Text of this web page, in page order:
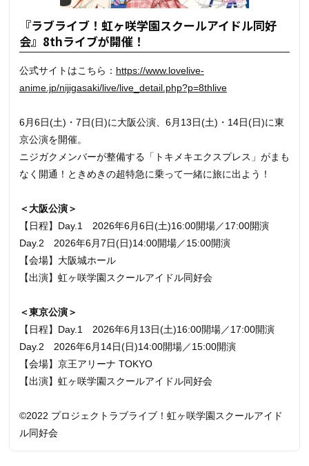
『ラブライブ！虹ヶ咲学園スクールアイドル同好
会』8thライブが開催！
公式サイトはこちら： https://www.lovelive-
anime.jp/nijigasaki/live/live_detail.php?p=8thlive
6月6日(土)・7日(日)に大阪公演、6月13日(土)・14日(日)に東
京公演を開催。
ニジガクメンバーが整備する「トキメキエクスプレス」がまも
なく開通！ときめきの超特急に乗って一緒に旅に出よう！
＜大阪公演＞
【日程】Day.1 2026年6月6日(土)16:00開場／17:00開演
Day.2 2026年6月7日(日)14:00開場／15:00開演
【会場】大阪城ホール
【出演】虹ヶ咲学園スクールアイドル同好会
＜東京公演＞
【日程】Day.1 2026年6月13日(土)16:00開場／17:00開演
Day.2 2026年6月14日(日)14:00開場／15:00開演
【会場】京王アリーナ TOKYO
【出演】虹ヶ咲学園スクールアイドル同好会
©2022 プロジェクトラブライブ！虹ヶ咲学園スクールアイド
ル同好会